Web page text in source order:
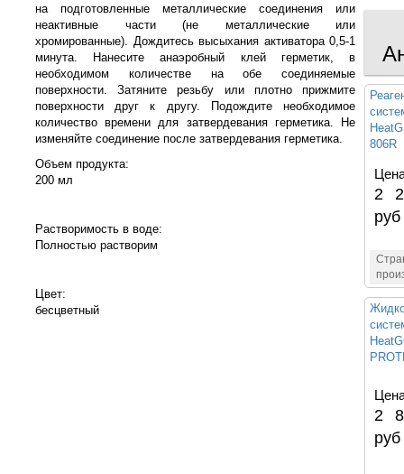
на подготовленные металлические соединения или
неактивные части (не металлические или
хромированные). Дождитесь высыхания активатора 0,5-1
минута. Нанесите анаэробный клей герметик, в
необходимом количестве на обе соединяемые
поверхности. Затяните резьбу или плотно прижмите
поверхности друг к другу. Подождите необходимое
количество времени для затвердевания герметика. Не
изменяйте соединение после затвердевания герметика.
Объем продукта:
200 мл
Растворимость в воде:
Полностью растворим
Цвет:
бесцветный
806R
2
руб
2
руб